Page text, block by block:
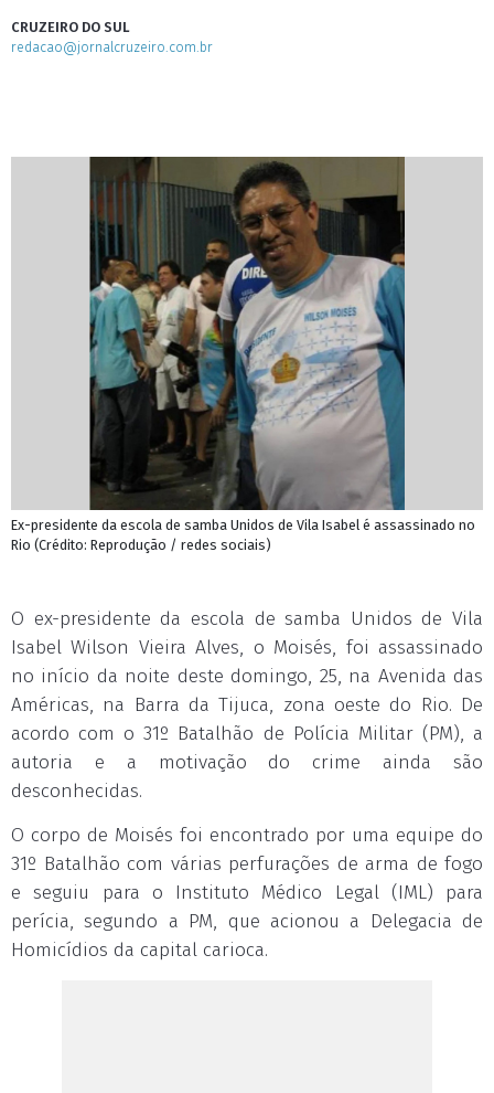
CRUZEIRO DO SUL
redacao@jornalcruzeiro.com.br
Ex-presidente da escola de samba Unidos de Vila Isabel é assassinado no
Rio (Crédito: Reprodução / redes sociais)
O ex-presidente da escola de samba Unidos de Vila
Isabel Wilson Vieira Alves, o Moisés, foi assassinado
no início da noite deste domingo, 25, na Avenida das
Américas, na Barra da Tijuca, zona oeste do Rio. De
acordo com o 31º Batalhão de Polícia Militar (PM), a
autoria e a motivação do crime ainda são
desconhecidas.
O corpo de Moisés foi encontrado por uma equipe do
31º Batalhão com várias perfurações de arma de fogo
e seguiu para o Instituto Médico Legal (IML) para
perícia, segundo a PM, que acionou a Delegacia de
Homicídios da capital carioca.